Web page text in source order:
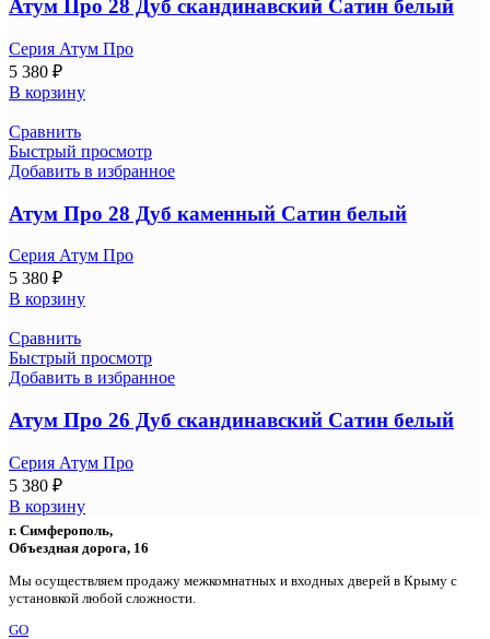
Атум Про 28 Дуб скандинавский Сатин белый
Серия Атум Про
5 380 ₽
В корзину
Сравнить
Быстрый просмотр
Добавить в избранное
Атум Про 28 Дуб каменный Сатин белый
Серия Атум Про
5 380 ₽
В корзину
Сравнить
Быстрый просмотр
Добавить в избранное
Атум Про 26 Дуб скандинавский Сатин белый
Серия Атум Про
5 380 ₽
В корзину
г. Симферополь,
Объездная дорога, 16
Мы осуществляем продажу межкомнатных и входных дверей в Крыму с
установкой любой сложности.
GO